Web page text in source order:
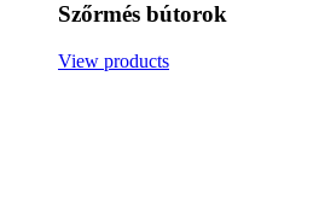
Szőrmés bútorok
View products